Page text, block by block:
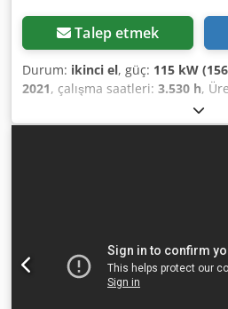
Talep etmek
Durum: ikinci el, güç: 115 kW
2021, çalışma saatleri: 3.530 h,
16.000 kg Boyutlar (U x G x Y):
Aymsx Aigekr Motor tipi: Deutz